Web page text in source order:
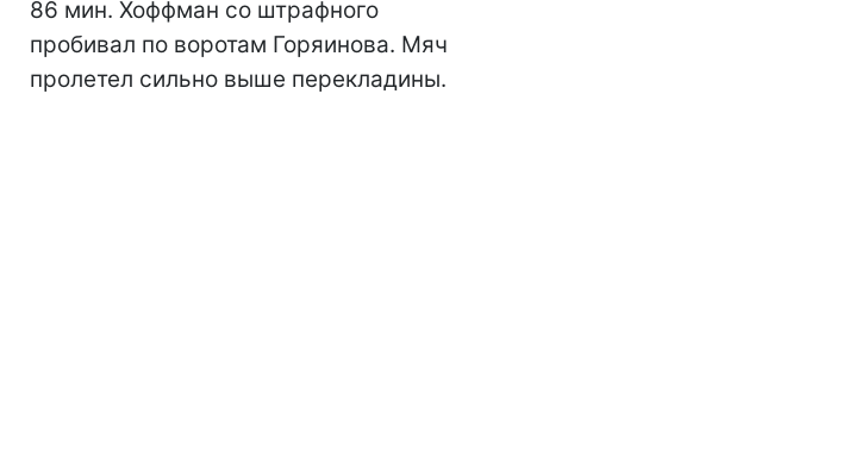
86 мин. Хоффман со штрафного
пробивал по воротам Горяинова. Мяч
пролетел сильно выше перекладины.